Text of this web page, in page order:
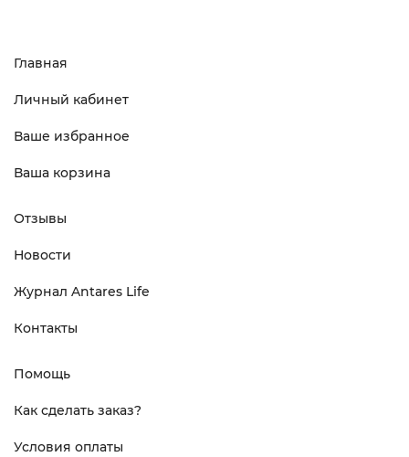
Главная
Личный кабинет
Ваше избранное
Ваша корзина
Отзывы
Новости
Журнал Antares Life
Контакты
Помощь
Как сделать заказ?
Условия оплаты